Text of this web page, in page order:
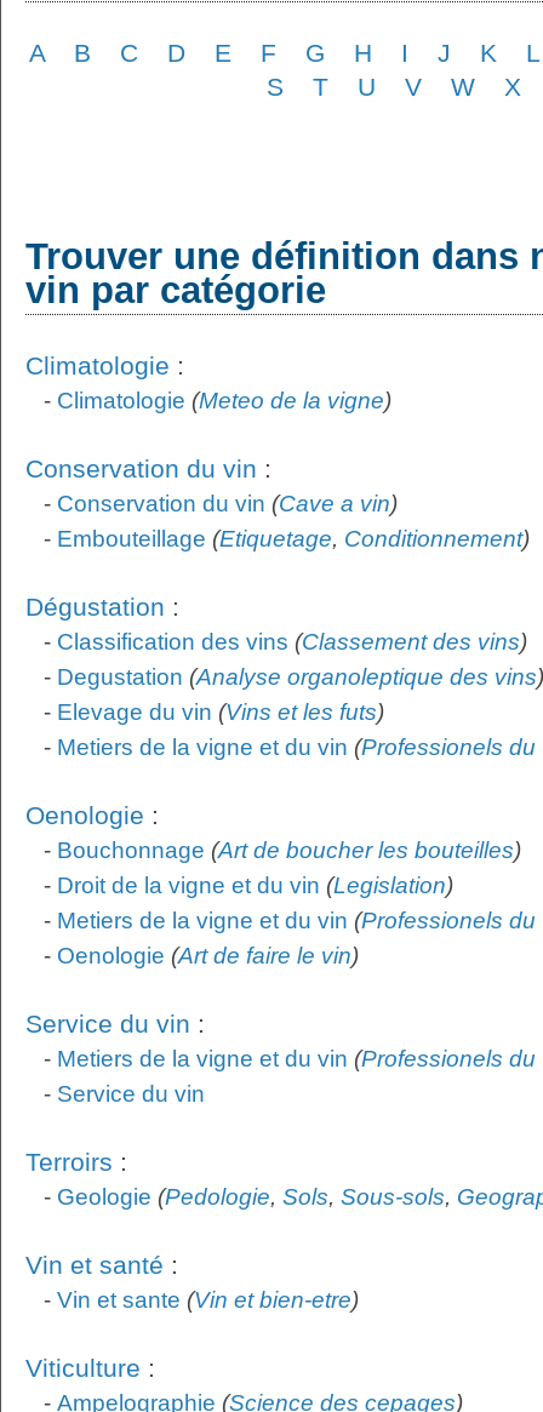
A B C D E F G H I J K
L
S
T U V W X
Trouver une définition dans
vin par catégorie
Climatologie :
- Climatologie (Meteo de la vigne)
Conservation du vin :
- Conservation du vin (Cave a vin)
- Embouteillage (Etiquetage, Conditionnement)
Dégustation :
- Classification des vins (Classement des vins)
- Degustation (Analyse organoleptique des vins)
- Elevage du vin (Vins et les futs)
- Metiers de la vigne et du vin (Professionels du
Oenologie :
- Bouchonnage (Art de boucher les bouteilles)
- Droit de la vigne et du vin (Legislation)
- Metiers de la vigne et du vin (Professionels du
- Oenologie (Art de faire le vin)
Service du vin :
- Metiers de la vigne et du vin (Professionels du
- Service du vin
Terroirs :
- Geologie (Pedologie, Sols, Sous-sols,
Vin et santé :
- Vin et sante (Vin et bien-etre)
Viticulture :
- Ampelographie (Science des cepages)